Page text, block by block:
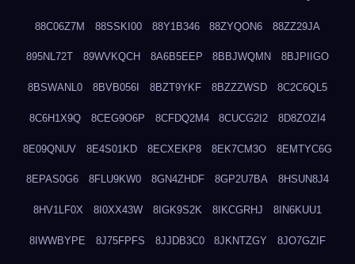
88C06Z7M 88SSKI00 88Y1B346 88ZYQON6 88ZZ29JA
895NL72T 89WVKQCH 8A6B5EEP 8BBJWQMN 8BJPIIGO
8BSWANL0 8BVB056I 8BZT9YKF 8BZZZWSD 8C2C6QL5
8C6H1X9Q 8CEG9O6P 8CFDQ2M4 8CUCG2I2 8D8ZOZI4
8E09QNUV 8E4S01KD 8ECXEKP8 8EK7CM3O 8EMTYC6G
8EPAS0G6 8FLU9KW0 8GN4ZHDF 8GP2U7BA 8HSUN8J4
8HV1LF0X 8I0XX43W 8IGK9S2K 8IKCGRHJ 8IN6KUU1
8IWWBYPE 8J75FPFS 8JJDB3C0 8JKNTZGY 8JO7GZIF